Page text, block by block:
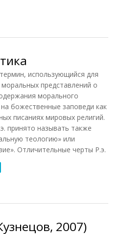
использующийся для
представлений о
морального
божественные заповеди как
писаниях мировых религий.
принято называть также
теологию» или
Отличительные черты Р.э.
2007)